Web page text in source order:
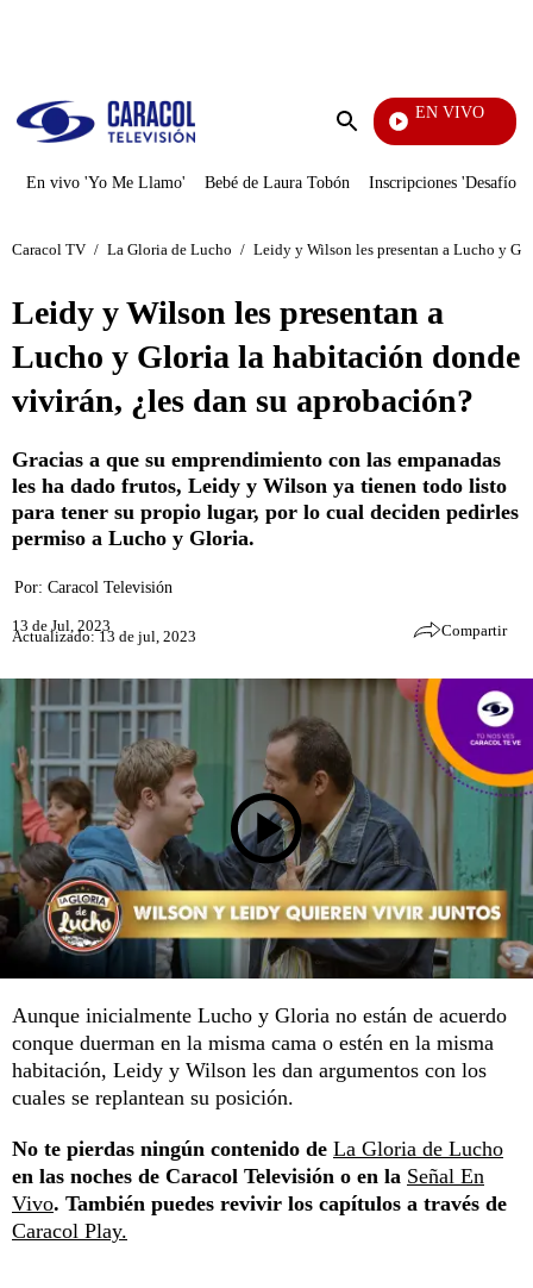
Enviar
EN VIVO
Vecinos
En vivo 'Yo Me Llamo' Bebé de Laura Tobón Inscripciones 'Desafío'
Caracol TV / La Gloria de Lucho / Leidy y Wilson les presentan a Lucho y
Leidy y Wilson les presentan a
Lucho y Gloria la habitación donde
vivirán, ¿les dan su aprobación?
Gracias a que su emprendimiento con las empanadas
les ha dado frutos, Leidy y Wilson ya tienen todo listo
para tener su propio lugar, por lo cual deciden pedirles
permiso a Lucho y Gloria.
Por: Caracol Televisión
13 de Jul, 2023
Actualizado: 13 de jul, 2023 Compartir
Aunque inicialmente Lucho y Gloria no están de acuerdo
conque duerman en la misma cama o estén en la misma
habitación, Leidy y Wilson les dan argumentos con los
cuales se replantean su posición.
No te pierdas ningún contenido de La Gloria de Lucho
en las noches de Caracol Televisión o en la Señal En
Vivo. También puedes revivir los capítulos a través de
Caracol Play.